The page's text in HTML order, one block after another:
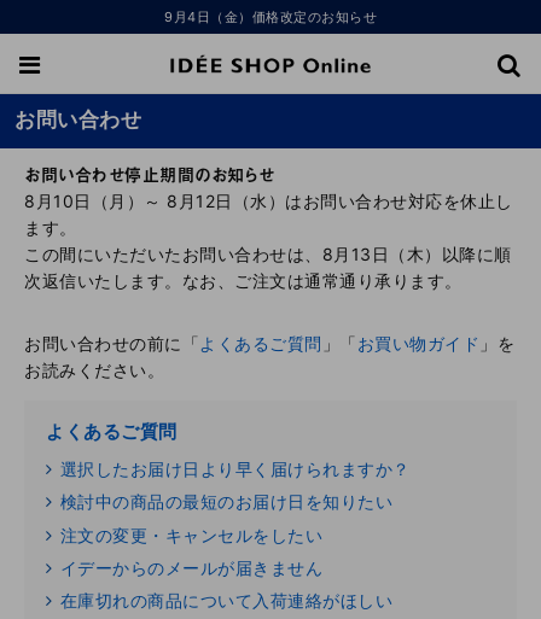
9月4日（金）価格改定のお知らせ
お問い合わせ
お問い合わせ停止期間のお知らせ
8月10日（月）～ 8月12日（水）はお問い合わせ対応を休止し
ます。
この間にいただいたお問い合わせは、8月13日（木）以降に順
次返信いたします。なお、ご注文は通常通り承ります。
お問い合わせの前に「よくあるご質問 」「お買い物ガイド 」を
お読みください。
よくあるご質問
選択したお届け日より早く届けられますか？
検討中の商品の最短のお届け日を知りたい
注文の変更・キャンセルをしたい
イデーからのメールが届きません
在庫切れの商品について入荷連絡がほしい